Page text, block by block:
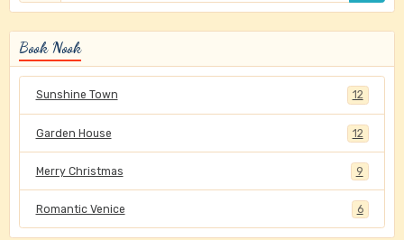
Book Nook
Sunshine Town 12
Garden House 12
Merry Christmas 9
Romantic Venice 6